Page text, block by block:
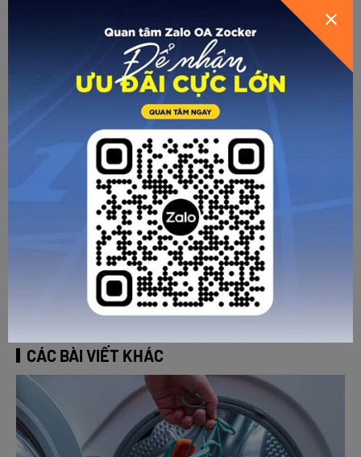
- Hà Nội: Số 125 Vũ Tông Phan, P.Khương Trung, Q.Thanh
- HCM: CS1: 405/28 Xô Viết Nghệ Tĩnh, P.24, Quận Bình
Thạnh.
CS2: Số 28, Đường số 79, P. Tân Phong, Quận 7.
- Đà Nẵng: 51 Ngô Gia Tự, Hải Châu 1, Hải Châu.
(Và Zocker đã có mặt tại tất cả các hệ thống đại lý phân
phối trên toàn quốc).
quả bóng
Gửi email In trang
CÁC BÀI VIẾT KHÁC